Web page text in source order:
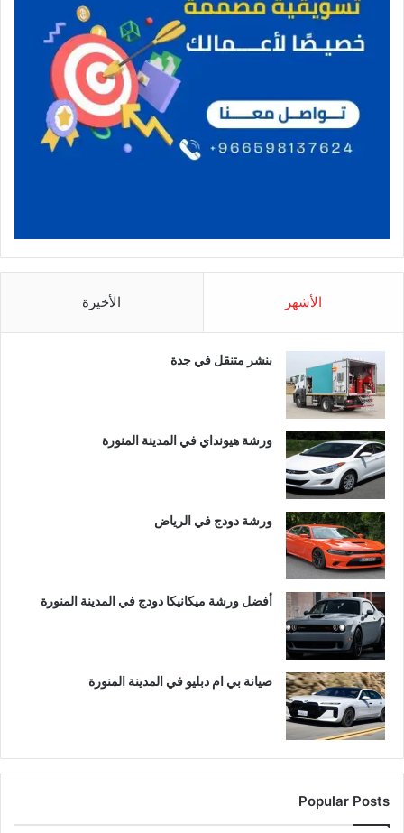
الأشهر الأخيرة
بنشر متنقل في جدة
ورشة هيونداي في المدينة المنورة
ورشة دودج في الرياض
أفضل ورشة ميكانيكا دودج في المدينة المنورة
صيانة بي ام دبليو في المدينة المنورة
Popular Posts